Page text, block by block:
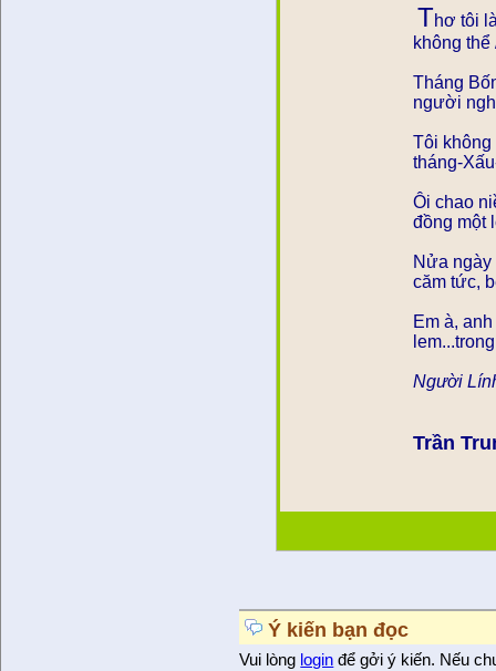
Thơ tôi
không thể
Tháng
người
Tôi
tháng-
Ôi chao
đồng một
Nửa ngày
căm tức,
Em à,
Người
Trần
Ý kiến bạn đọc
Vui lòng login để gởi ý kiến. Nếu